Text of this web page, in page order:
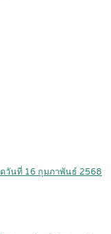
ดวันที่ 16 กุมภาพันธ์ 2568